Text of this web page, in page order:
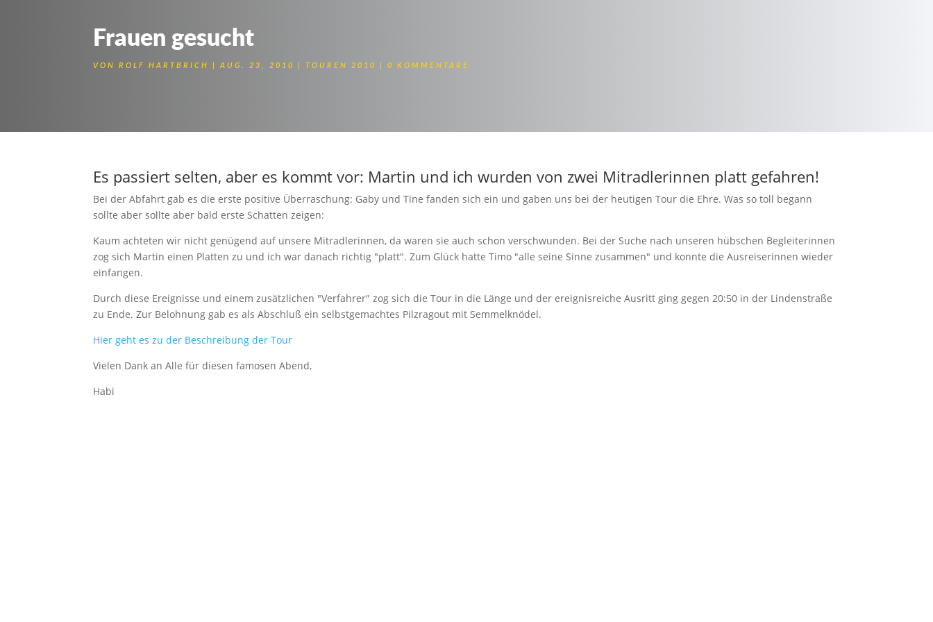
Frauen gesucht
VONROLF HARTBRICH AUG. 23, 2010 TOUREN 2010 0 KOMMENTARE
Es passiert selten, aber es kommt vor: Martin und ich wurden von zwei Mitradlerinnen platt gefahren!
Bei der Abfahrt gab es die erste positive Überraschung: Gaby und Tine fanden sich ein und gaben uns bei der heutigen Tour die Ehre. Was so toll begann
sollte aber sollte aber bald erste Schatten zeigen:
Kaum achteten wir nicht genügend auf unsere Mitradlerinnen, da waren sie auch schon verschwunden. Bei der Suche nach unseren hübschen Begleiterinnen
zog sich Martin einen Platten zu und ich war danach richtig "platt". Zum Glück hatte Timo "alle seine Sinne zusammen" und konnte die Ausreiserinnen wieder
einfangen.
Durch diese Ereignisse und einem zusätzlichen "Verfahrer" zog sich die Tour in die Länge und der ereignisreiche Ausritt ging gegen 20:50 in der Lindenstraße
zu Ende. Zur Belohnung gab es als Abschluß ein selbstgemachtes Pilzragout mit Semmelknödel.
Hier geht es zu der Beschreibung der Tour
Vielen Dank an Alle für diesen famosen Abend,
Habi